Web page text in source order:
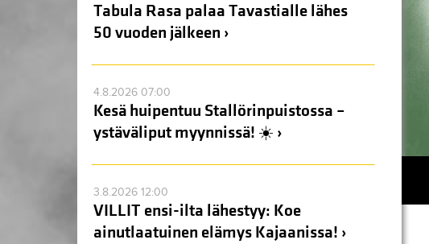
Tabula Rasa palaa Tavastialle lähes
50 vuoden jälkeen ›
4.8.2026 07:00
Kesä huipentuu Stallörinpuistossa –
ystäväliput myynnissä! ☀️ ›
3.8.2026 12:00
VILLIT ensi-ilta lähestyy: Koe
ainutlaatuinen elämys Kajaanissa! ›